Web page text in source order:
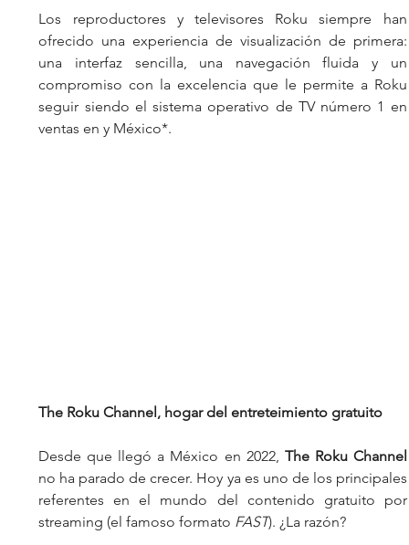
Los reproductores y televisores Roku siempre han
ofrecido una experiencia de visualización de primera:
una interfaz sencilla, una navegación fluida y un
compromiso con la excelencia que le permite a Roku
seguir siendo el sistema operativo de TV número 1 en
ventas en y México*.
The Roku Channel, hogar del entreteimiento gratuito
Desde que llegó a México en 2022, The Roku Channel
no ha parado de crecer. Hoy ya es uno de los principales
referentes en el mundo del contenido gratuito por
streaming (el famoso formato FAST). ¿La razón?